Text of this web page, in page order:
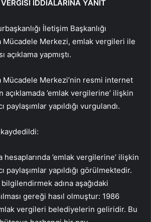
İDDİALARINA YANIT
İletişim Başkanlığı
Mücadele Merkezi, emlak vergileri ile
açıklama yapmıştı.
Mücadele Merkezi’nin resmi internet
açıklamada ’emlak vergilerine’ ilişkin
paylaşımlar yapıldığı vurgulandı.
hesaplarında ’emlak vergilerine’ ilişkin
paylaşımlar yapıldığı görülmektedir.
adına aşağıdaki
gereği hasıl olmuştur: 1986
vergileri belediyelerin geliridir. Bu